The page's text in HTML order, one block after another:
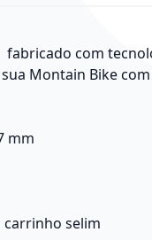
fabricado com
Montain Bike
mm
carrinho selim